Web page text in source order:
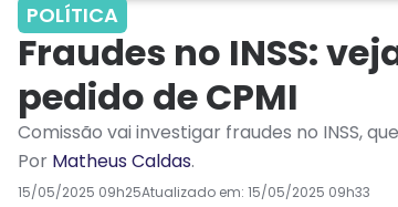
POLÍTICA
Fraudes no INSS:
pedido de CPMI
Comissão vai investigar fraudes no INSS,
Por Matheus Caldas.
15/05/2025 09h25Atualizado em: 15/05/2025 09h33